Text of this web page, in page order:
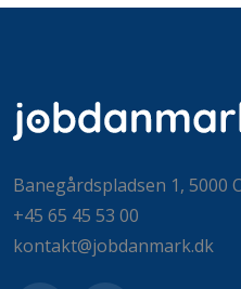
Banegårdspladsen 1, 5000
+45 65 45 53 00
kontakt@jobdanmark.dk